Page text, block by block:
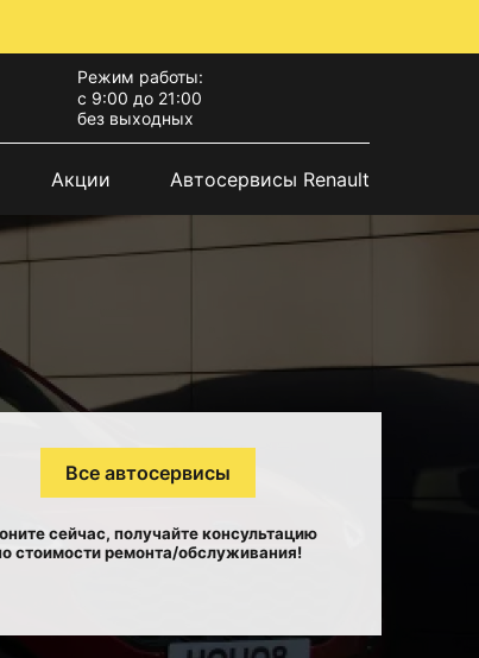
Режим работы:
с 9:00 до 21:00
без выходных
Акции Автосервисы Renault
Все автосервисы
сейчас, получайте консультацию
стоимости ремонта/обслуживания!